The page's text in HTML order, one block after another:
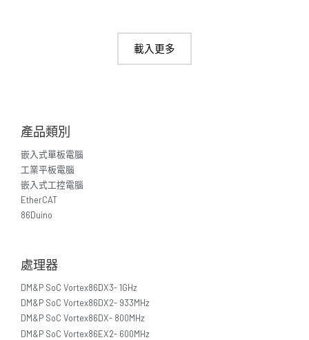
產品類別
嵌入式單板電腦
工業平板電腦
嵌入式工控電腦
EtherCAT
86Duino
處理器
DM&P SoC Vortex86DX3- 1GHz
DM&P SoC Vortex86DX2- 933MHz
DM&P SoC Vortex86DX- 800MHz
DM&P SoC Vortex86EX2- 600MHz
載入更多